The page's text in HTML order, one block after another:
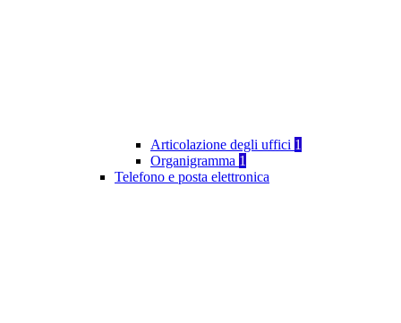
Articolazione degli uffici 1
Organigramma 1
Telefono e posta elettronica